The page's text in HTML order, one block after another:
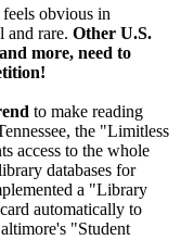
obvious in
and rare. Other U.S.
more, need to
to make reading
the "Limitless
access to the whole
databases for
a "Library
automatically to
"Student